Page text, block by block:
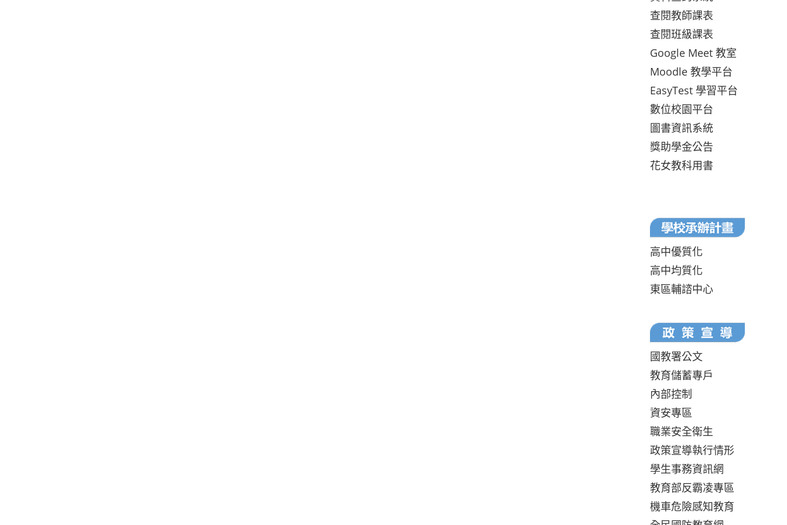
查閱教師課表
查閱班級課表
Google Meet 教室
Moodle 教學平台
EasyTest 學習平台
數位校園平台
圖書資訊系統
獎助學金公告
花女教科用書
高中優質化
高中均質化
東區輔諮中心
國教署公文
教育儲蓄專戶
內部控制
資安專區
職業安全衛生
政策宣導執行情形
學生事務資訊網
教育部反霸凌專區
機車危險感知教育